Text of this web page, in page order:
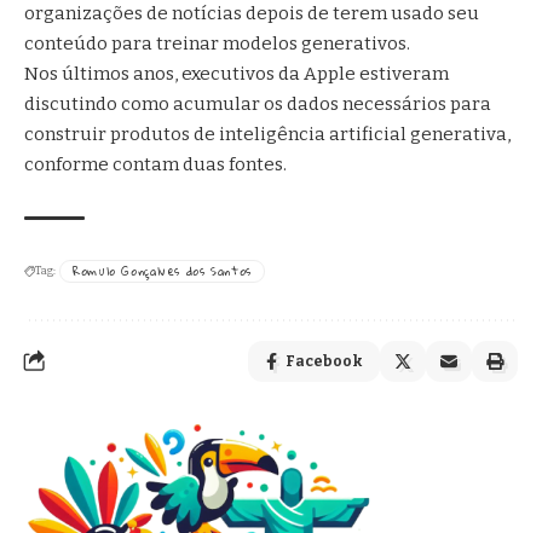
organizações de notícias depois de terem usado seu
conteúdo para treinar modelos generativos.
Nos últimos anos, executivos da Apple estiveram
discutindo como acumular os dados necessários para
construir produtos de inteligência artificial generativa,
conforme contam duas fontes.
Tag: Romulo Gonçalves dos Santos
Facebook